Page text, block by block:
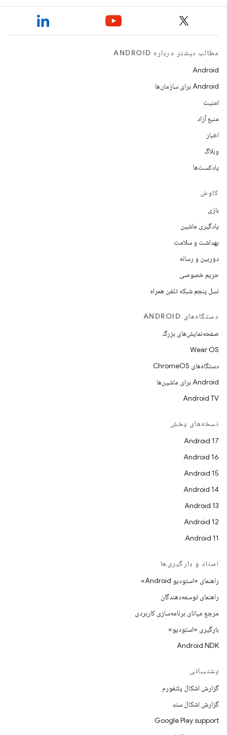
مطالب بیشتر درباره ANDROID
Android
Android برای سازمان‌ها
امنیت
منبع آزاد
اخبار
وبلاگ
پادکست‌ها
کاوش
بازی
یادگیری ماشین
بهداشت و سلامت
دوربین و رسانه
حریم خصوصی
نسل پنجم شبکه تلفن همراه
دستگاه‌های ANDROID
صفحه‌نمایش‌های بزرگ
Wear OS
دستگاه‌های ChromeOS
Android برای ماشین‌ها
Android TV
نسخه‌های پخش
Android 17
Android 16
Android 15
Android 14
Android 13
Android 12
Android 11
اسناد و بارگیری‌ها
راهنمای «استودیو Android»
راهنمای توسعه‌دهندگان
مرجع میانای برنامه‌سازی کاربردی
بارگیری «استودیو»
Android NDK
پشتیبانی
گزارش اشکال پلتفورم
گزارش اشکال سند
Google Play support